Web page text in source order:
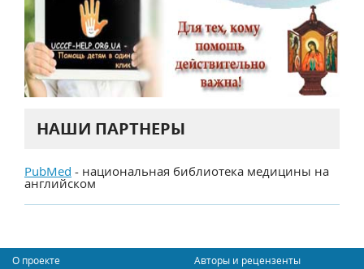
НАШИ ПАРТНЕРЫ
PubMed - национальная библиотека медицины на
английском
О проекте
Авторы и рецензенты